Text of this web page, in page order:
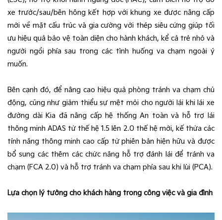
xe trước/sau/bên hông kết hợp với khung xe được nâng cấp
mới về mặt cấu trúc và gia cường với thép siêu cứng giúp tối
ưu hiệu quả bảo vệ toàn diện cho hành khách, kể cả trẻ nhỏ và
người ngồi phía sau trong các tình huống va chạm ngoài ý
muốn.​
Bên cạnh đó, để nâng cao hiệu quả phòng tránh va chạm chủ
động, cũng như giảm thiểu sự mệt mỏi cho người lái khi lái xe
đường dài Kia đã nâng cấp hệ thống An toàn và hỗ trợ lái
thông minh ADAS từ thế hệ 1.5 lên 2.0 thế hệ mới, kế thừa các
tính năng thông minh cao cấp từ phiên bản hiện hữu và được
bổ sung các thêm các chức năng hỗ trợ đánh lái để tránh va
chạm (FCA 2.0) và hỗ trợ tránh va chạm phía sau khi lùi (PCA).
Lựa chọn lý tưởng cho khách hàng trong công việc và gia đình